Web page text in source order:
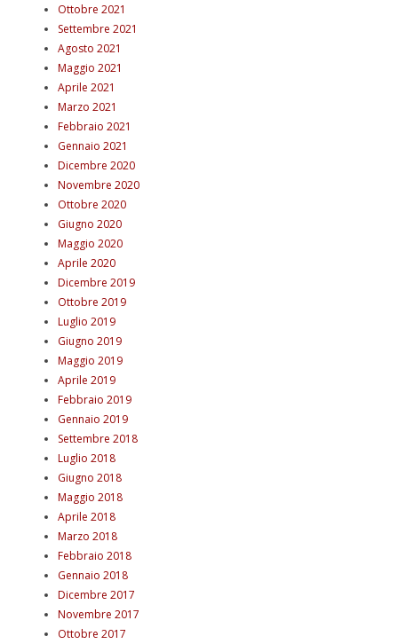
Ottobre 2021
Settembre 2021
Agosto 2021
Maggio 2021
Aprile 2021
Marzo 2021
Febbraio 2021
Gennaio 2021
Dicembre 2020
Novembre 2020
Ottobre 2020
Giugno 2020
Maggio 2020
Aprile 2020
Dicembre 2019
Ottobre 2019
Luglio 2019
Giugno 2019
Maggio 2019
Aprile 2019
Febbraio 2019
Gennaio 2019
Settembre 2018
Luglio 2018
Giugno 2018
Maggio 2018
Aprile 2018
Marzo 2018
Febbraio 2018
Gennaio 2018
Dicembre 2017
Novembre 2017
Ottobre 2017